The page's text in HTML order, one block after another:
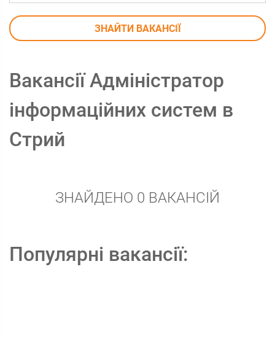
ЗНАЙТИ ВАКАНСІЇ
Вакансії Адміністратор
інформаційних систем в
Стрий
ЗНАЙДЕНО 0 ВАКАНСІЙ
Популярні вакансії: